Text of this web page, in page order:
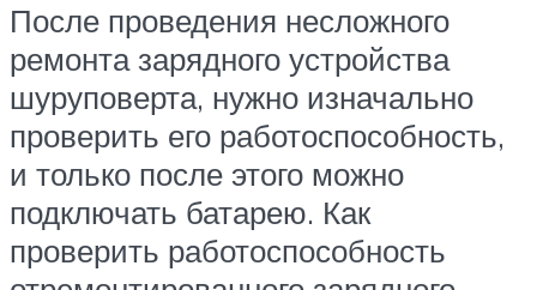
После проведения несложного
ремонта зарядного устройства
шуруповерта, нужно изначально
проверить его работоспособность,
и только после этого можно
подключать батарею. Как
проверить работоспособность